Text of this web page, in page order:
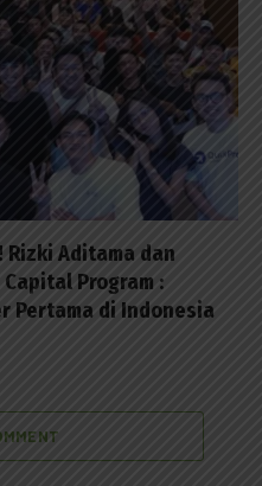
Rizki Aditama dan
Capital Program :
Pertama di Indonesia